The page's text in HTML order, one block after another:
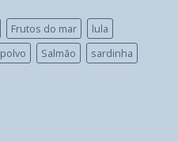
Frutos do mar
lula
polvo Salmão
sardinha